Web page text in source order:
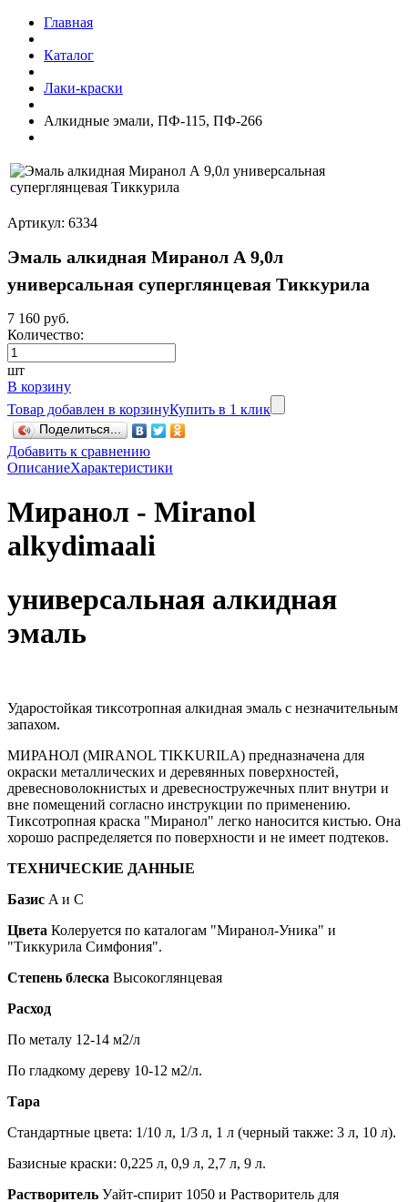
Главная
Каталог
Лаки-краски
Алкидные эмали, ПФ-115, ПФ-266
Артикул: 6334
Эмаль алкидная Миранол А 9,0л
универсальная суперглянцевая Тиккурила
7 160 руб.
Количество:
шт
В корзину
Товар добавлен в корзинуКупить в 1 клик
Поделиться...
Добавить к сравнению
ОписаниеХарактеристики
Миранол - Miranol
alkydimaali
универсальная алкидная
эмаль
Ударостойкая тиксотропная алкидная эмаль с незначительным
запахом.
МИРАНОЛ (MIRANOL TIKKURILA) предназначена для
окраски металлических и деревянных поверхностей,
древесноволокнистых и древесностружечных плит внутри и
вне помещений согласно инструкции по применению.
Тиксотропная краска "Миранол" легко наносится кистью. Она
хорошо распределяется по поверхности и не имеет подтеков.
ТЕХНИЧЕСКИЕ ДАННЫЕ
Базис A и C
Цвета Колеруется по каталогам "Миранол-Уника" и
"Тиккурила Симфония".
Степень блеска Высокоглянцевая
Расход
По металу 12-14 м2/л
По гладкому дереву 10-12 м2/л.
Тара
Стандартные цвета: 1/10 л, 1/3 л, 1 л (черный также: 3 л, 10 л).
Базисные краски: 0,225 л, 0,9 л, 2,7 л, 9 л.
Растворитель Уайт-спирит 1050 и Растворитель для